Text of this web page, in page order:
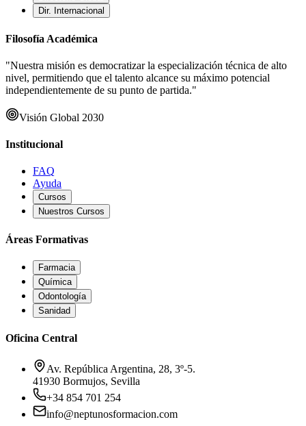
Dir. Internacional
Filosofía Académica
"Nuestra misión es democratizar la especialización técnica de alto
nivel, permitiendo que el talento alcance su máximo potencial
independientemente de su punto de partida."
Visión Global 2030
Institucional
FAQ
Ayuda
Cursos
Nuestros Cursos
Áreas Formativas
Farmacia
Química
Odontología
Sanidad
Oficina Central
Av. República Argentina, 28, 3º-5.
41930 Bormujos, Sevilla
+34 854 701 254
info@neptunosformacion.com